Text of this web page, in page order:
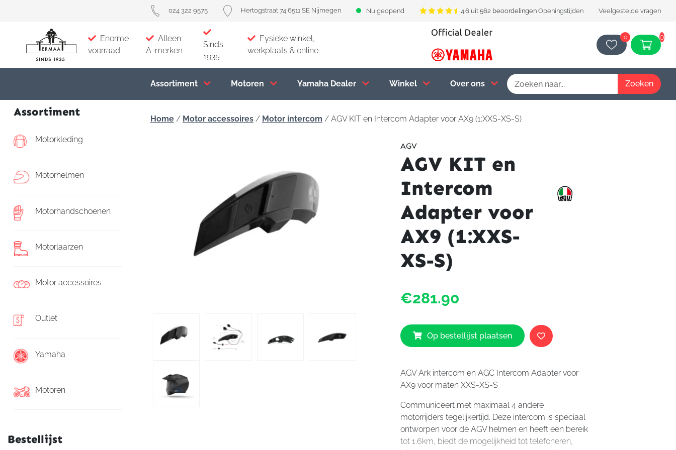
024 322 9575 Hertogstraat 74 6511 SE Nijmegen Nu geopend 4.6 uit 562 beoordelingen Openingstijden Veelgestelde vragen
Enorme
voorraad
Alleen
A-merken
Sinds
1935
Fysieke winkel,
werkplaats & online
0 0
Assortiment Motoren Yamaha Dealer Winkel Over ons
Assortiment
Motorkleding
Motorhelmen
Motorhandschoenen
Motorlaarzen
Motor accessoires
Outlet
Yamaha
Motoren
Bestellijst
Home/ Motor accessoires/ Motor intercom / AGV KIT en Intercom Adapter voor AX9 (1:XXS-XS-S)
AGV
AGV KIT en
Intercom
Adapter voor
AX9 (1:XXS-
XS-S)
€281.90
Op bestellijst plaatsen
AGV Ark intercom en AGC Intercom Adapter voor
AX9 voor maten XXS-XS-S
Communiceert met maximaal 4 andere
motorrijders tegelijkertijd. Deze intercom is speciaal
ontworpen voor de AGV helmen en heeft een bereik
tot 1.6km, biedt de mogelijkheid tot telefoneren,